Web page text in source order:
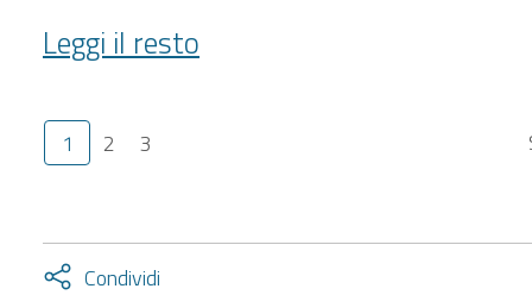
Diritto
immigrazione
cittadinanza
(2000-
Leggi il resto
1 2 3
Condividi
Attiva